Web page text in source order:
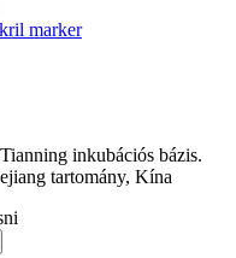
marker
inkubációs bázis.
tartomány, Kína